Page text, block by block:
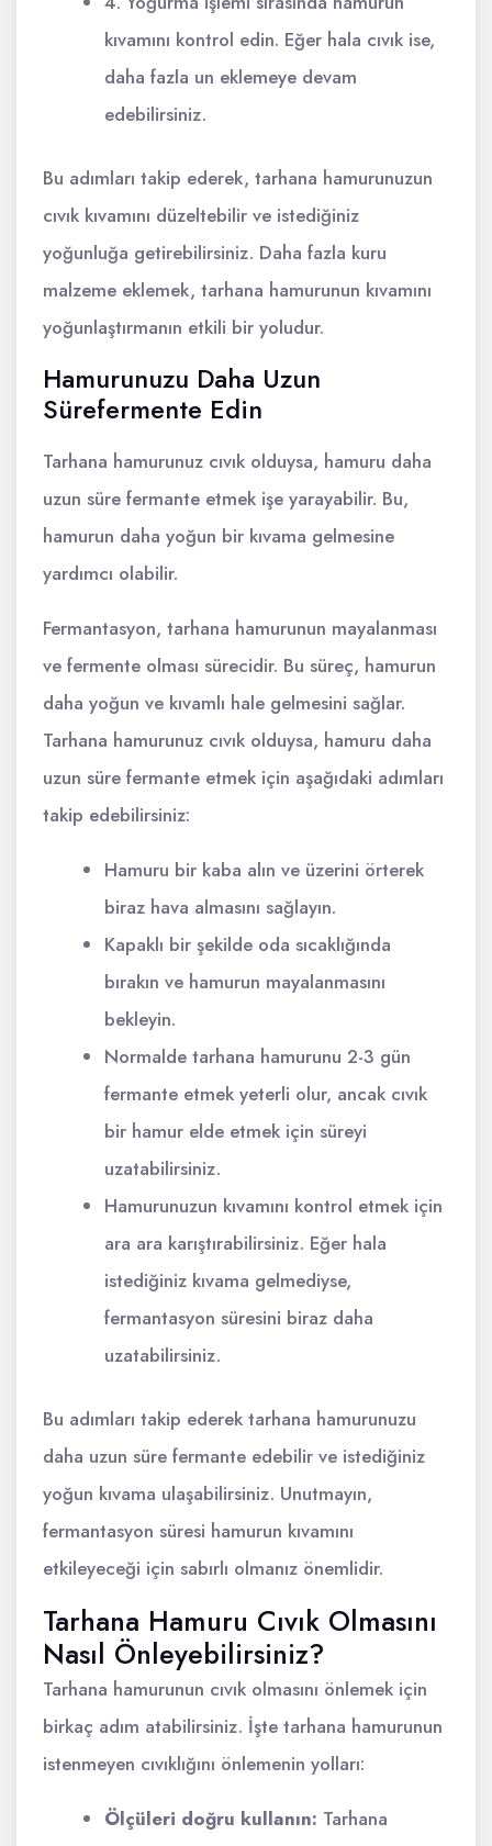
kıvamını kontrol edin. Eğer hala cıvık ise,
daha fazla un eklemeye devam
edebilirsiniz.
Bu adımları takip ederek, tarhana hamurunuzun
cıvık kıvamını düzeltebilir ve istediğiniz
yoğunluğa getirebilirsiniz. Daha fazla kuru
malzeme eklemek, tarhana hamurunun kıvamını
yoğunlaştırmanın etkili bir yoludur.
Hamurunuzu Daha Uzun
Sürefermente Edin
Tarhana hamurunuz cıvık olduysa, hamuru daha
uzun süre fermante etmek işe yarayabilir. Bu,
hamurun daha yoğun bir kıvama gelmesine
yardımcı olabilir.
Fermantasyon, tarhana hamurunun mayalanması
ve fermente olması sürecidir. Bu süreç, hamurun
daha yoğun ve kıvamlı hale gelmesini sağlar.
Tarhana hamurunuz cıvık olduysa, hamuru daha
uzun süre fermante etmek için aşağıdaki adımları
takip edebilirsiniz:
Hamuru bir kaba alın ve üzerini örterek
biraz hava almasını sağlayın.
Kapaklı bir şekilde oda sıcaklığında
bırakın ve hamurun mayalanmasını
bekleyin.
Normalde tarhana hamurunu 2-3 gün
fermante etmek yeterli olur, ancak cıvık
bir hamur elde etmek için süreyi
uzatabilirsiniz.
Hamurunuzun kıvamını kontrol etmek için
ara ara karıştırabilirsiniz. Eğer hala
istediğiniz kıvama gelmediyse,
fermantasyon süresini biraz daha
uzatabilirsiniz.
Bu adımları takip ederek tarhana hamurunuzu
daha uzun süre fermante edebilir ve istediğiniz
yoğun kıvama ulaşabilirsiniz. Unutmayın,
fermantasyon süresi hamurun kıvamını
etkileyeceği için sabırlı olmanız önemlidir.
Tarhana Hamuru Cıvık Olmasını
Nasıl Önleyebilirsiniz?
Tarhana hamurunun cıvık olmasını önlemek için
birkaç adım atabilirsiniz. İşte tarhana hamurunun
istenmeyen cıvıklığını önlemenin yolları:
Ölçüleri doğru kullanın: Tarhana